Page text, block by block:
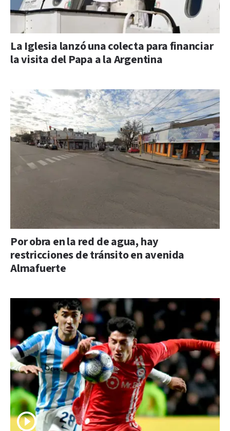
La Iglesia lanzó una colecta para financiar
la visita del Papa a la Argentina
Por obra en la red de agua, hay
restricciones de tránsito en avenida
Almafuerte